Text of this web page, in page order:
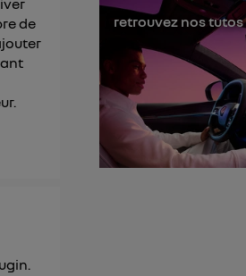
de
retrouvez nos